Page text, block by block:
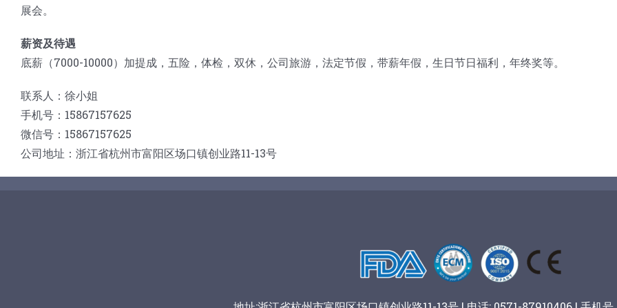
展会。
薪资及待遇
底薪（7000-10000）加提成，五险，体检，双休，公司旅游，法定节假，带薪年假，生日节日福利，年终奖等。
联系人：徐小姐
手机号：15867157625
微信号：15867157625
公司地址：浙江省杭州市富阳区场口镇创业路11-13号